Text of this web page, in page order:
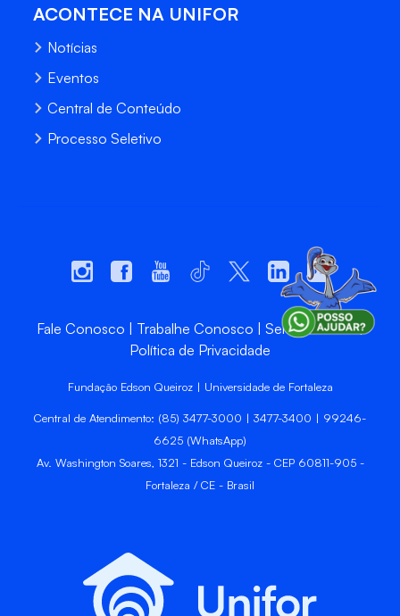
ACONTECE NA UNIFOR
Notícias
Eventos
Central de Conteúdo
Processo Seletivo
Fale Conosco Trabalhe Conosco
Sempre Unifor
Política de Privacidade
Fundação Edson Queiroz | Universidade de Fortaleza
Central de Atendimento: (85) 3477-3000 | 3477-3400 | 99246-
6625 (WhatsApp)
Av. Washington Soares, 1321 - Edson Queiroz - CEP 60811-905 -
Fortaleza / CE - Brasil